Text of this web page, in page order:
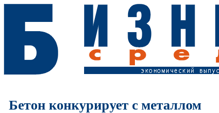
Бетон конкурирует с металлом